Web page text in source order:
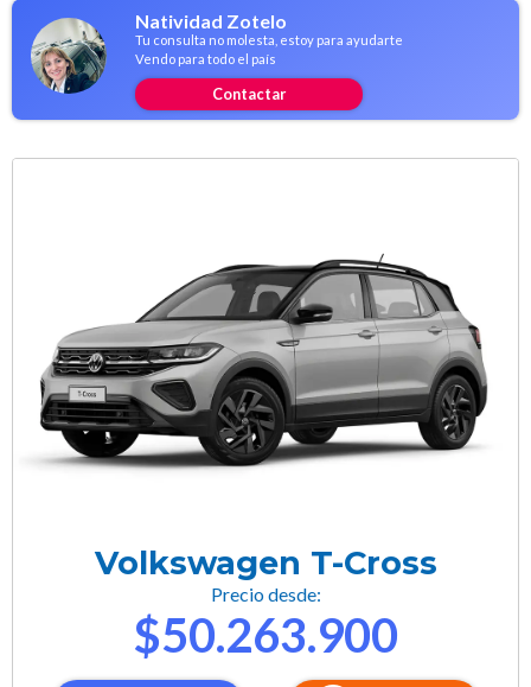
Natividad Zotelo
Tu consulta no molesta, estoy para ayudarte
Vendo para todo el país
Contactar
Volkswagen T-Cross
Precio desde:
$50.263.900